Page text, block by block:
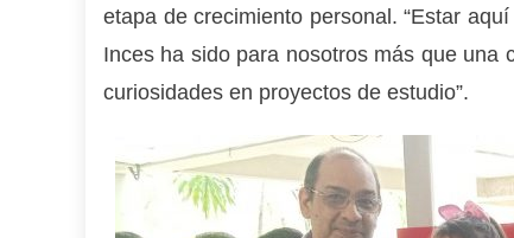
etapa de crecimiento personal. “Estar
Inces ha sido para nosotros más que una
curiosidades en proyectos de estudio”.